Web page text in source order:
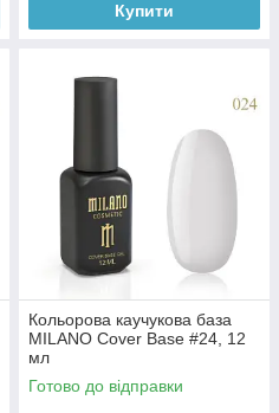
Купити
Кольорова каучукова база
MILANO Cover Base #24, 12
мл
Готово до відправки